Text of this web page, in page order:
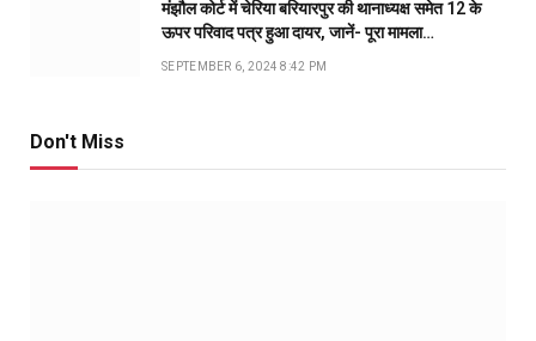
मंझौल कोर्ट में चेरिया बरियारपुर की थानाध्यक्ष समेत 12 के
ऊपर परिवाद पत्र हुआ दायर, जानें- पूरा मामला…
SEPTEMBER 6, 2024 8:42 PM
Don't Miss